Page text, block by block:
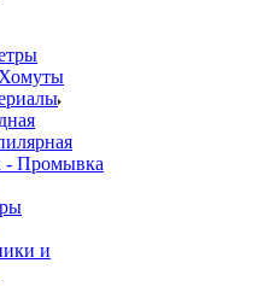
- Промывка
и